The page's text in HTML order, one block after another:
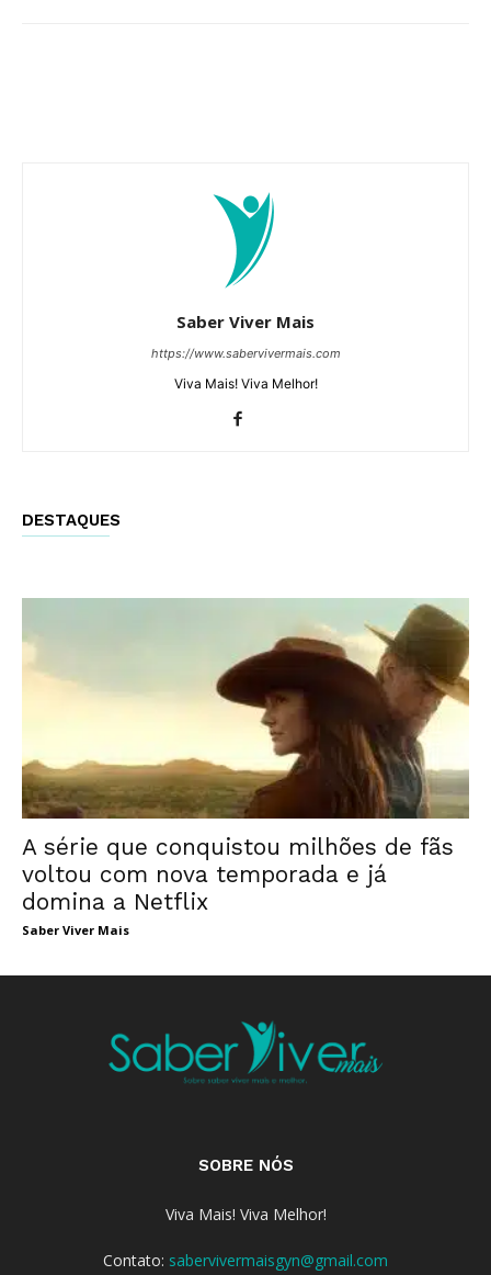
Saber Viver Mais
https://www.sabervivermais.com
Viva Mais! Viva Melhor!
DESTAQUES
A série que conquistou milhões de fãs
voltou com nova temporada e já
domina a Netflix
Saber Viver Mais
SOBRE NÓS
Viva Mais! Viva Melhor!
Contato: sabervivermaisgyn@gmail.com